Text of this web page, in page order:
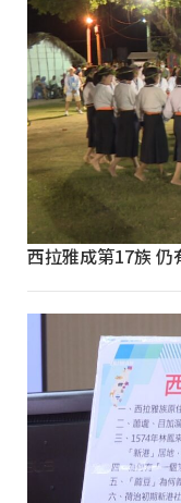
西拉雅成第17族